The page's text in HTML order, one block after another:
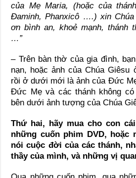
của Mẹ Maria, (hoặc của
Đaminh, Phanxicô ….) xin Chúa
ơn bình an, khoẻ mạnh, thánh
…”
– Trên bàn thờ của gia đình,
nạn, hoặc ảnh của Chúa Giêsu
rồi ở dưới mới là ảnh của Đức
Đức Mẹ và các thánh không
bên dưới ảnh tượng của Chúa
Thứ hai, hãy mua cho con
những cuốn phim DVD, hoặc
nói cuộc đời của các thánh,
thầy của mình, và những vị